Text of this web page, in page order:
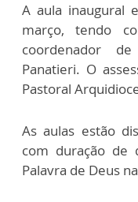
A aula inaugural
março, tendo
coordenador
Panatieri. O
Pastoral
As aulas estão
com duração de
Palavra de Deus